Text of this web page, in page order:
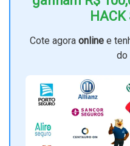
Cote agora onlinee
do